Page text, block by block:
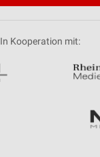
In Kooperation mit: